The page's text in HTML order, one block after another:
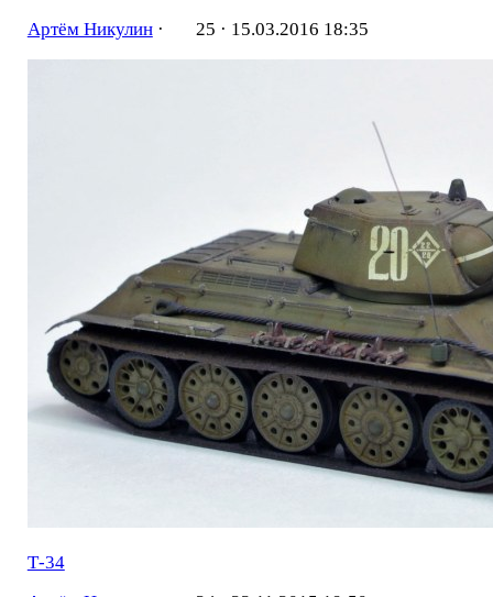
Артём Никулин· 25 · 15.03.2016 18:35
Т-34